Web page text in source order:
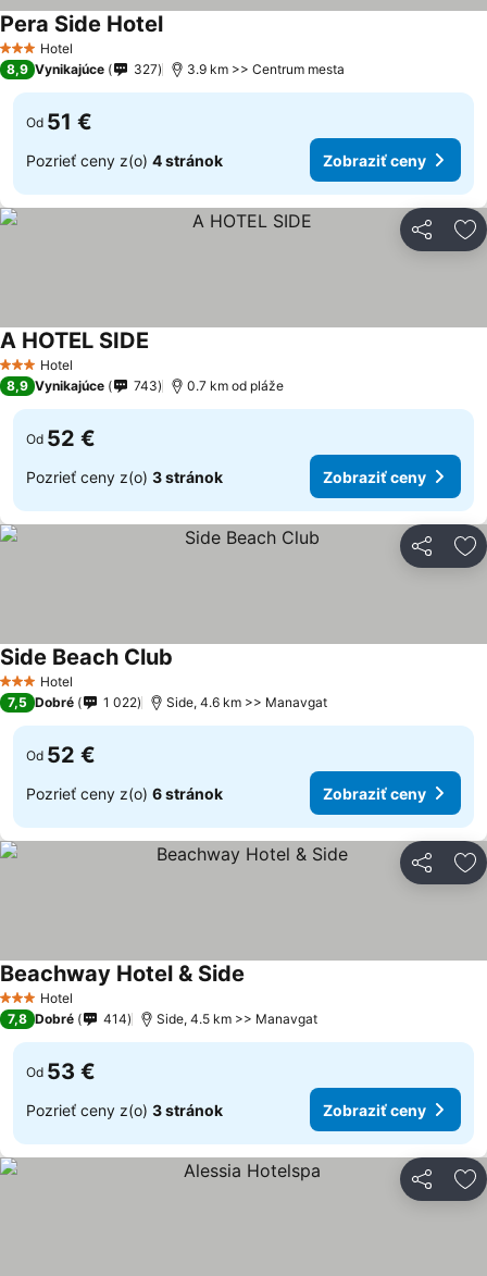
3 Počet hviezdičiek
Hotel
Pera Side Hotel
8,9 Vynikajúce 327 3.9 km >> Centrum mesta
Od 51 €
Pozrieť ceny z(o) 4 stránok Zobraziť ceny
Zdieľať
3 Počet hviezdičiek
Hotel
A HOTEL SIDE
8,9 Vynikajúce 743 0.7 km od pláže
Od 52 €
Pozrieť ceny z(o) 3 stránok Zobraziť ceny
Zdieľať
3 Počet hviezdičiek
Hotel
Side Beach Club
7,5 Dobré 1 022 Side, 4.6 km >> Manavgat
Od 52 €
Pozrieť ceny z(o) 6 stránok Zobraziť ceny
Zdieľať
3 Počet hviezdičiek
Hotel
Beachway Hotel & Side
7,8 Dobré 414 Side, 4.5 km >> Manavgat
Od 53 €
Pozrieť ceny z(o) 3 stránok Zobraziť ceny
Zdieľať